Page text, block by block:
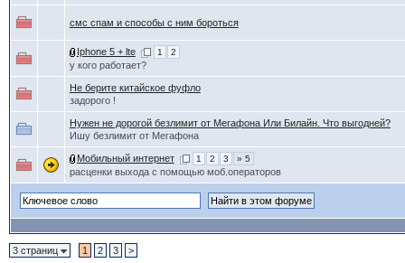
смс спам и способы с ним бороться
Iphone 5 + lte 1 2
у кого работает?
Не берите китайское фуфло
задорого !
Нужен не дорогой безлимит от Мегафона Или Билайн. Что выгодней?
Ишу безлимит от Мегафона
Мобильный интернет 1 2 3 » 5
расценки выхода с помощью моб.операторов
3 страниц 1 2 3 >